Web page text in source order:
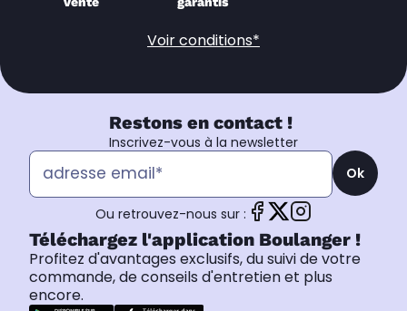
Voir conditions*
Restons en contact !
Inscrivez-vous à la newsletter
Ok
Ou retrouvez-nous sur :
Téléchargez l'application Boulanger !
Profitez d'avantages exclusifs, du suivi de votre
commande, de conseils d'entretien et plus
encore.